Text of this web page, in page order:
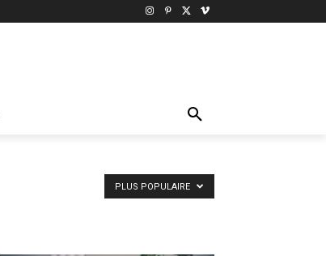
PLUS POPULAIRE